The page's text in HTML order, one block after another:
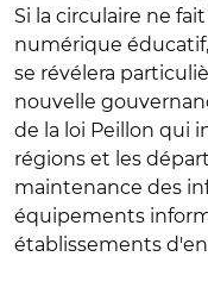
Si la circulaire ne
numérique
se révélera
nouvelle
de la loi Peillon qui
régions et les
maintenance des
équipements
établissements